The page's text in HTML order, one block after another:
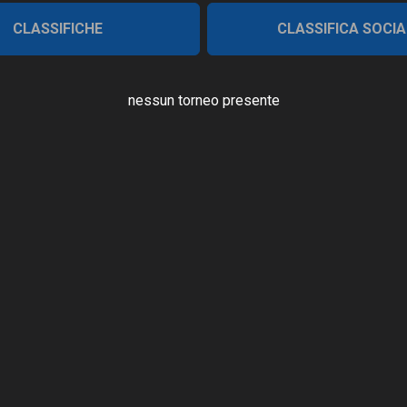
CLASSIFICHE CLASSIFICA
nessun torneo presente